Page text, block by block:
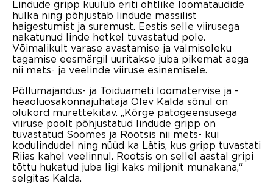
Lindude gripp kuulub eriti ohtlike loomataudide
hulka ning põhjustab lindude massilist
haigestumist ja suremust. Eestis selle viirusega
nakatunud linde hetkel tuvastatud pole.
Võimalikult varase avastamise ja valmisoleku
tagamise eesmärgil uuritakse juba pikemat aega
nii mets- ja veelinde viiruse esinemisele.
Põllumajandus- ja Toiduameti loomatervise ja -
heaoluosakonnajuhataja Olev Kalda sõnul on
olukord murettekitav. „Kõrge patogeensusega
viiruse poolt põhjustatud lindude gripp on
tuvastatud Soomes ja Rootsis nii mets- kui
kodulindudel ning nüüd ka Lätis, kus gripp tuvastati
Riias kahel veelinnul. Rootsis on sellel aastal gripi
tõttu hukatud juba ligi kaks miljonit munakana,“
selgitas Kalda.